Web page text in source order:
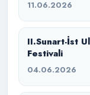
11.06.2026
II.Sunart-İst
Festivali
04.06.2026